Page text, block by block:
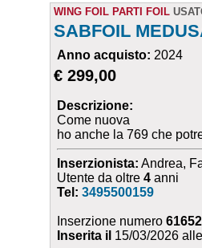
WING FOIL PARTI FOIL
SABFOIL
Anno acquisto: 2024
€ 299,00
Descrizione:
Come nuova
ho anche la 769 che
Inserzionista: Andrea,
Utente da oltre4 anni
Tel:3495500159
Inserzione numero
Inserita il 15/03/2026